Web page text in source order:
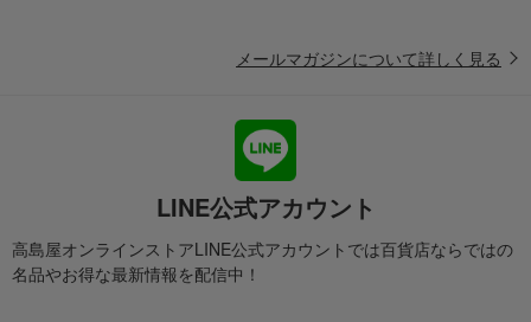
メールマガジンについて詳しく見る
LINE公式アカウント
高島屋オンラインストアLINE公式アカウントでは百貨店ならではの
名品やお得な最新情報を配信中！